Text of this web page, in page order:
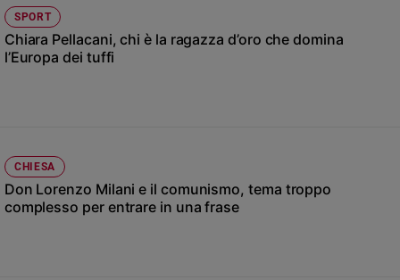
Migranti
Diversità
e
inclusione
spettacoli
Sanremo
2026
SPORT
Chiara Pellacani, chi è la ragazza d’oro che domina
l’Europa dei tuffi
CHIESA
Don Lorenzo Milani e il comunismo, tema troppo
complesso per entrare in una frase